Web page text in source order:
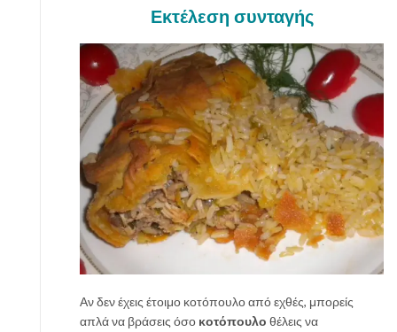
Εκτέλεση συνταγής
Αν δεν έχεις έτοιμο κοτόπουλο από εχθές, μπορείς
απλά να βράσεις όσο κοτόπουλο θέλεις να